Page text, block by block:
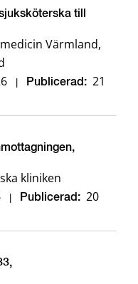
till
Värmland,
Publicerad: 21
kliniken
Publicerad: 20